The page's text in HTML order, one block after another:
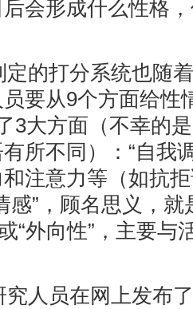
会形成什么性格
的打分系统也随
要从9个方面给性
3大方面（不幸的
所不同）：“自我
注意力等（如抗
感”，顾名思义，
“外向性”，主要与
人员在网上发布